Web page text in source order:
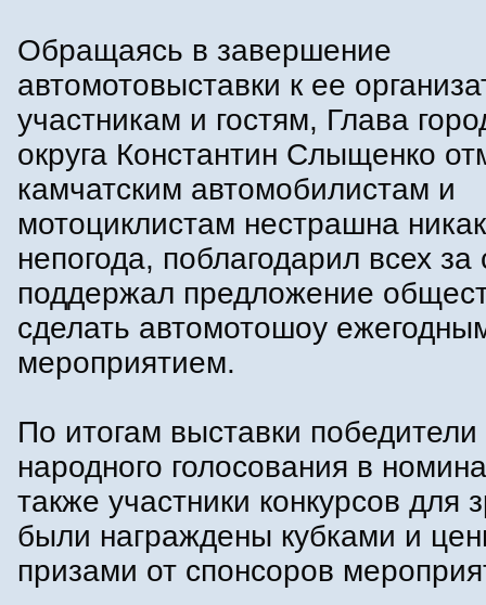
Обращаясь в завершение
автомотовыставки к ее
участникам и гостям, Глава
округа Константин Слыщенко
камчатским автомобилистам и
мотоциклистам нестрашна
непогода, поблагодарил всех за
поддержал предложение
сделать автомотошоу
мероприятием.
По итогам выставки
народного голосования в
также участники конкурсов для
были награждены кубками и
призами от спонсоров